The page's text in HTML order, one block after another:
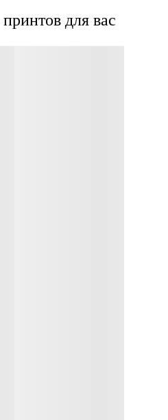
для вас